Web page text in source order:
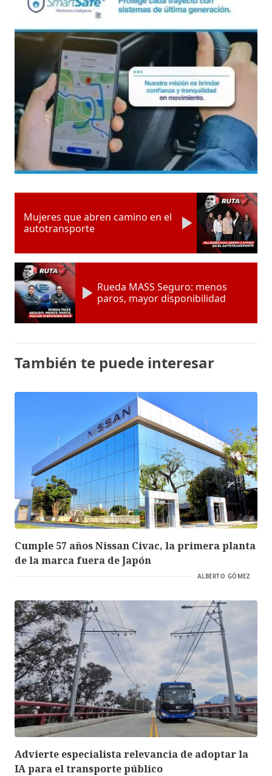
Mujeres que abren camino en el
autotransporte
Rueda MASS Seguro: menos
paros, mayor disponibilidad
También te puede interesar
Cumple 57 años Nissan Civac, la primera planta
de la marca fuera de Japón
ALBERTO GÓMEZ
Advierte especialista relevancia de adoptar la
IA para el transporte público